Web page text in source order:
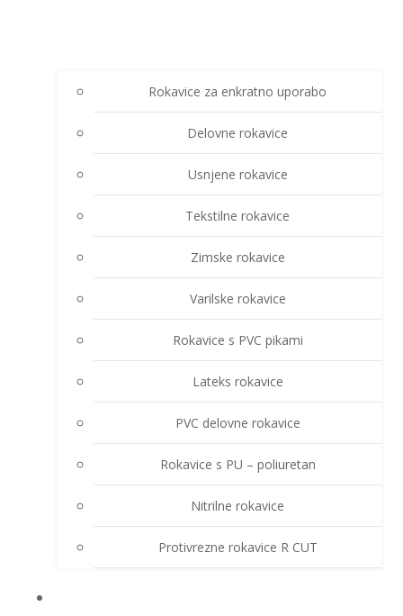
Rokavice za enkratno uporabo
Delovne rokavice
Usnjene rokavice
Tekstilne rokavice
Zimske rokavice
Varilske rokavice
Rokavice s PVC pikami
Lateks rokavice
PVC delovne rokavice
Rokavice s PU – poliuretan
Nitrilne rokavice
Protivrezne rokavice R CUT